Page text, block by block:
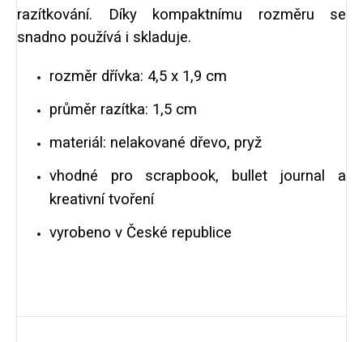
razítkování. Díky kompaktnímu rozměru se
snadno používá i skladuje.
rozměr dřívka: 4,5 x 1,9 cm
průměr razítka: 1,5 cm
materiál: nelakované dřevo, pryž
vhodné pro scrapbook, bullet journal a
kreativní tvoření
vyrobeno v České republice